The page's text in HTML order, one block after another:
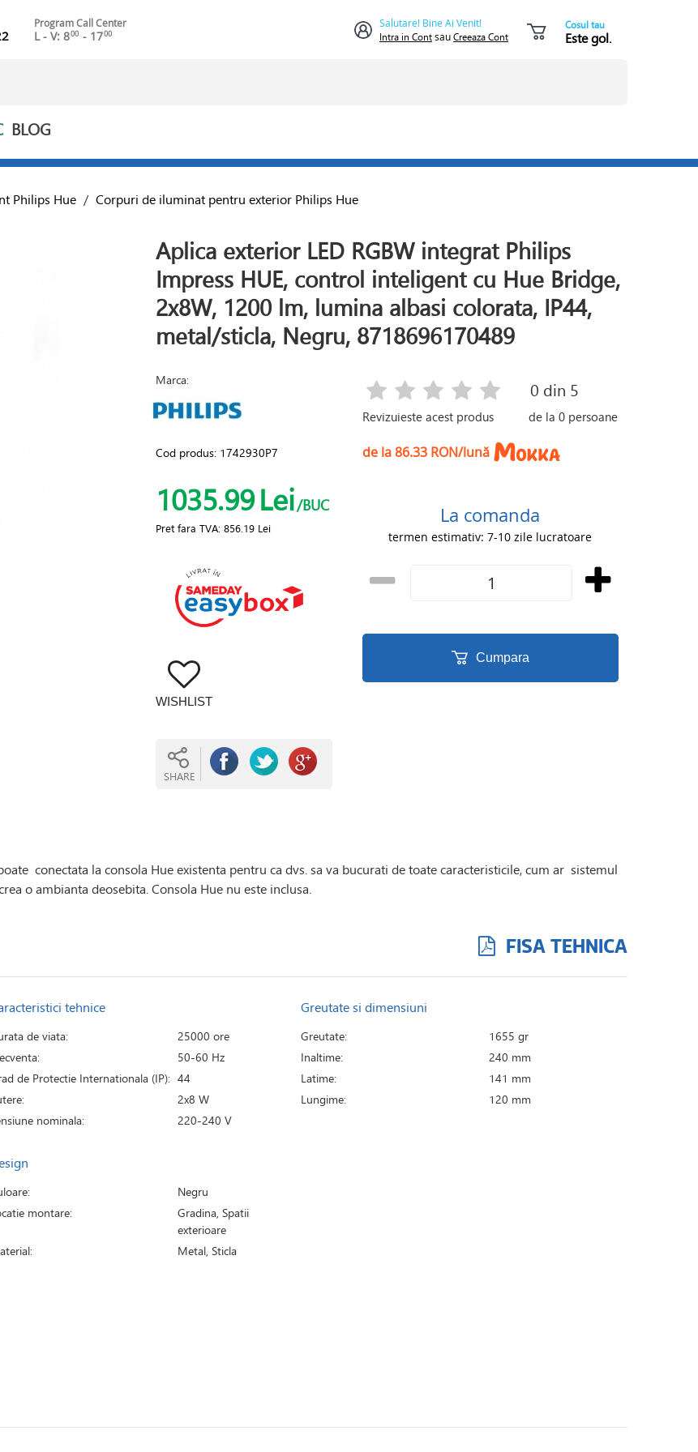
Program Call Center
L - V: 800 - 1700
Salutare! Bine Ai Venit!
Intra in ContsauCreeaza Cont
Cosul tau
Este gol.
BLOG
Philips Hue / Corpuri de iluminat pentru exterior Philips Hue
Aplica exterior LED RGBW integrat Philips
Impress HUE, control inteligent cu Hue Bridge,
2x8W, 1200 lm, lumina albasi colorata, IP44,
metal/sticla, Negru, 8718696170489
Marca:
Cod produs: 1742930P7
1035.99Lei/BUC
Pret fara TVA: 856.19 Lei
WISHLIST
SHARE
Revizuieste acest produs
0 din 5
de la0 persoane
de la 86.33 RON/lună
La comanda
termen estimativ: 7-10 zile lucratoare
Cumpara
 conectata la consola Hue existenta pentru ca dvs. sa va bucurati de toate caracteristicile, cum ar  sistemul
o ambianta deosebita. Consola Hue nu este inclusa.
FISA TEHNICA
tehnice
de viata:
25000 ore
50-60 Hz
de Protectie Internationala (IP): 44
2x8 W
nominala:
220-240 V
Greutate si dimensiuni
Greutate:
1655 gr
Inaltime:
240 mm
Latime:
141 mm
Lungime:
120 mm
Negru
montare:
Gradina, Spatii
exterioare
Metal, Sticla